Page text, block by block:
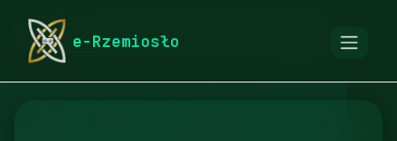
e-Rzemiosło
rymarstwo-poznan.pl